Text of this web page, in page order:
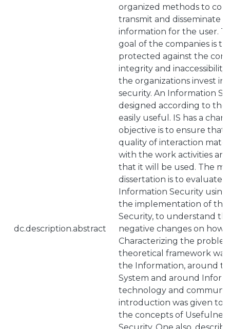
dc.description.abstract
organized methods to
transmit and disseminate
information for the user.
goal of the companies is
protected against the
integrity and
the organizations invest in
security. An Information
designed according to the
easily useful. IS has a
objective is to ensure that
quality of interaction
with the work activities
that it will be used. The
dissertation is to evaluate
Information Security using
the implementation of
Security, to understand
negative changes on how
Characterizing the
theoretical framework
the Information, around
System and around
technology and
introduction was given to
the concepts of